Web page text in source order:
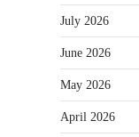
July 2026
June 2026
May 2026
April 2026